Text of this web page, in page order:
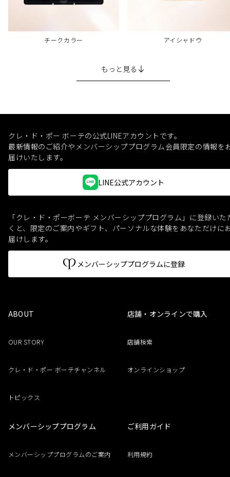
チークカラー アイシャドウ
もっと見る
クレ・ド・ポー ボーテの公式LINEアカウントです。
最新情報のご紹介やメンバーシッププログラム会員限定の情報を
届けいたします。
LINE公式アカウント
「クレ・ド・ポーボーテ メンバーシッププログラム」に登録いた
くと、 限定のご案内やギフト、パーソナルな体験をあなただけに
届けします。
メンバーシッププログラムに登録
ABOUT
OUR STORY
クレ・ド・ポー ボーテチャンネル
トピックス
店舗・オンラインで購入
店舗検索
オンラインショップ
メンバーシッププログラム
メンバーシッププログラムのご案内
ご利用ガイド
利用規約